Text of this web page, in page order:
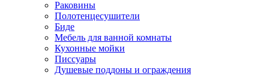
Раковины
Полотенцесушители
Биде
Мебель для ванной комнаты
Кухонные мойки
Писсуары
Душевые поддоны и ограждения